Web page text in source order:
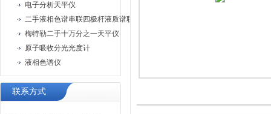
电子分析天平仪
二手液相色谱串联四极杆液质谱联用仪
梅特勒二手十万分之一天平仪
原子吸收分光光度计
液相色谱仪
联系方式